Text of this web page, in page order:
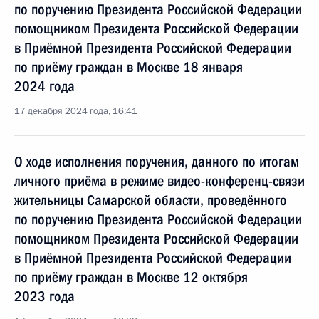
по поручению Президента Российской Федерации
помощником Президента Российской Федерации
в Приёмной Президента Российской Федерации
по приёму граждан в Москве 18 января
2024 года
17 декабря 2024 года, 16:41
О ходе исполнения поручения, данного по итогам
личного приёма в режиме видео-конференц-связи
жительницы Самарской области, проведённого
по поручению Президента Российской Федерации
помощником Президента Российской Федерации
в Приёмной Президента Российской Федерации
по приёму граждан в Москве 12 октября
2023 года